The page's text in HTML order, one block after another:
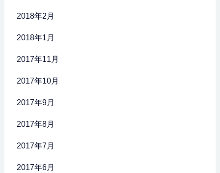
2018年2月
2018年1月
2017年11月
2017年10月
2017年9月
2017年8月
2017年7月
2017年6月